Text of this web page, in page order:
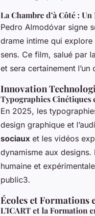
La Chambre d’à Côté :
Pedro Almodóvar signe
drame intime qui
sens. Ce film, salué par
et sera certainement l’un
Innovation
Typographies Cinétiques
En 2025, les
design graphique et
sociaux et les vidéos
dynamisme aux
humaine et
public3.
Écoles et Formations
L'ICART et la Formation